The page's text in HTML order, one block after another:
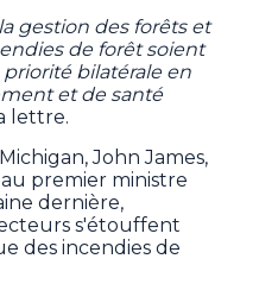
gestion des forêts et
de forêt soient
bilatérale en
et de santé
lettre.
John James,
premier ministre
dernière,
s'étouffent
des incendies de